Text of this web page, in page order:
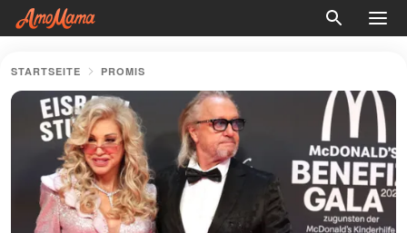
STARTSEITE PROMIS